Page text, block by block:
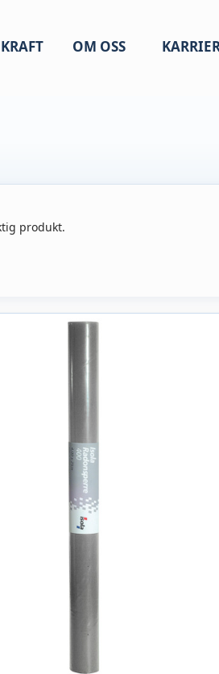
OM OSS
produkt.